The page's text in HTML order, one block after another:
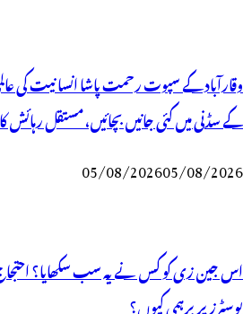
وقارآباد کے سپوت رحمت پاشا انسانیت کی
کے سڈنی میں کئی جانیں بچائیں، مستقل
05/08/202605/08/2026
اس جین زی کو کس نے یہ سب سکھایا؟
پوسٹرز پر برہمی کیوں؟